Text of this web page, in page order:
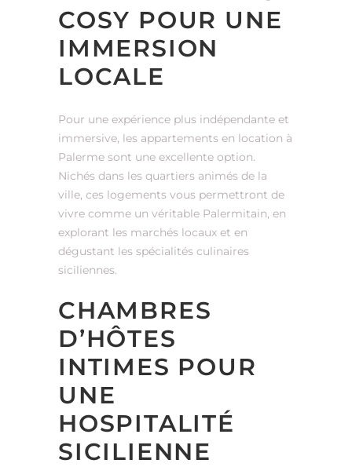
COSY POUR UNE
IMMERSION
LOCALE
Pour une expérience plus indépendante et
immersive, les appartements en location à
Palerme sont une excellente option.
Nichés dans les quartiers animés de la
ville, ces logements vous permettront de
vivre comme un véritable Palermitain, en
explorant les marchés locaux et en
dégustant les spécialités culinaires
siciliennes.
CHAMBRES
D’HÔTES
INTIMES POUR
UNE
HOSPITALITÉ
SICILIENNE